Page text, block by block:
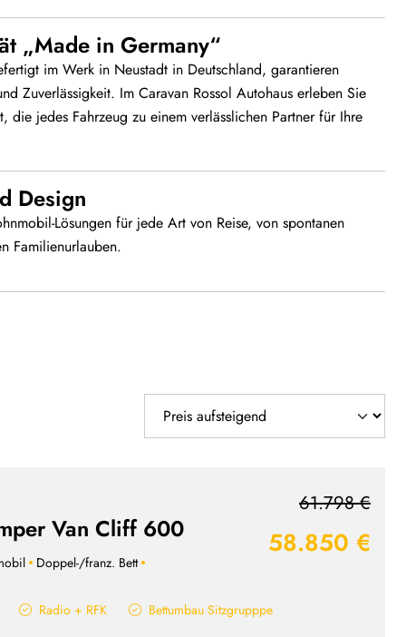
„Made in Germany“
im Werk in Neustadt in Deutschland, garantieren
Zuverlässigkeit. Im Caravan Rossol Autohaus erleben Sie
die jedes Fahrzeug zu einem verlässlichen Partner für Ihre
Design
Lösungen für jede Art von Reise, von spontanen
Familienurlauben.
Van Cliff 600
Doppel-/franz. Bett
58.850 €
61.798 €
Radio + RFK Bettumbau Sitzgrupppe